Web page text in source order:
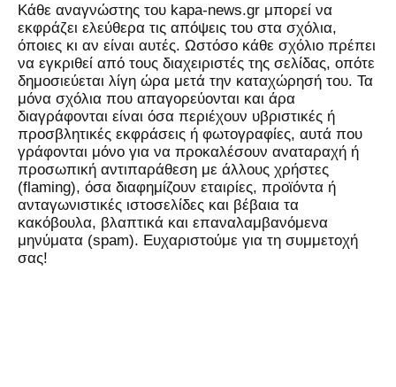
Kάθε αναγνώστης του kapa-news.gr μπορεί να
εκφράζει ελεύθερα τις απόψεις του στα σχόλια,
όποιες κι αν είναι αυτές. Ωστόσο κάθε σχόλιο πρέπει
να εγκριθεί από τους διαχειριστές της σελίδας, οπότε
δημοσιεύεται λίγη ώρα μετά την καταχώρησή του. Τα
μόνα σχόλια που απαγορεύονται και άρα
διαγράφονται είναι όσα περιέχουν υβριστικές ή
προσβλητικές εκφράσεις ή φωτογραφίες, αυτά που
γράφονται μόνο για να προκαλέσουν αναταραχή ή
προσωπική αντιπαράθεση με άλλους χρήστες
(flaming), όσα διαφημίζουν εταιρίες, προϊόντα ή
ανταγωνιστικές ιστοσελίδες και βέβαια τα
κακόβουλα, βλαπτικά και επαναλαμβανόμενα
μηνύματα (spam). Ευχαριστούμε για τη συμμετοχή
σας!